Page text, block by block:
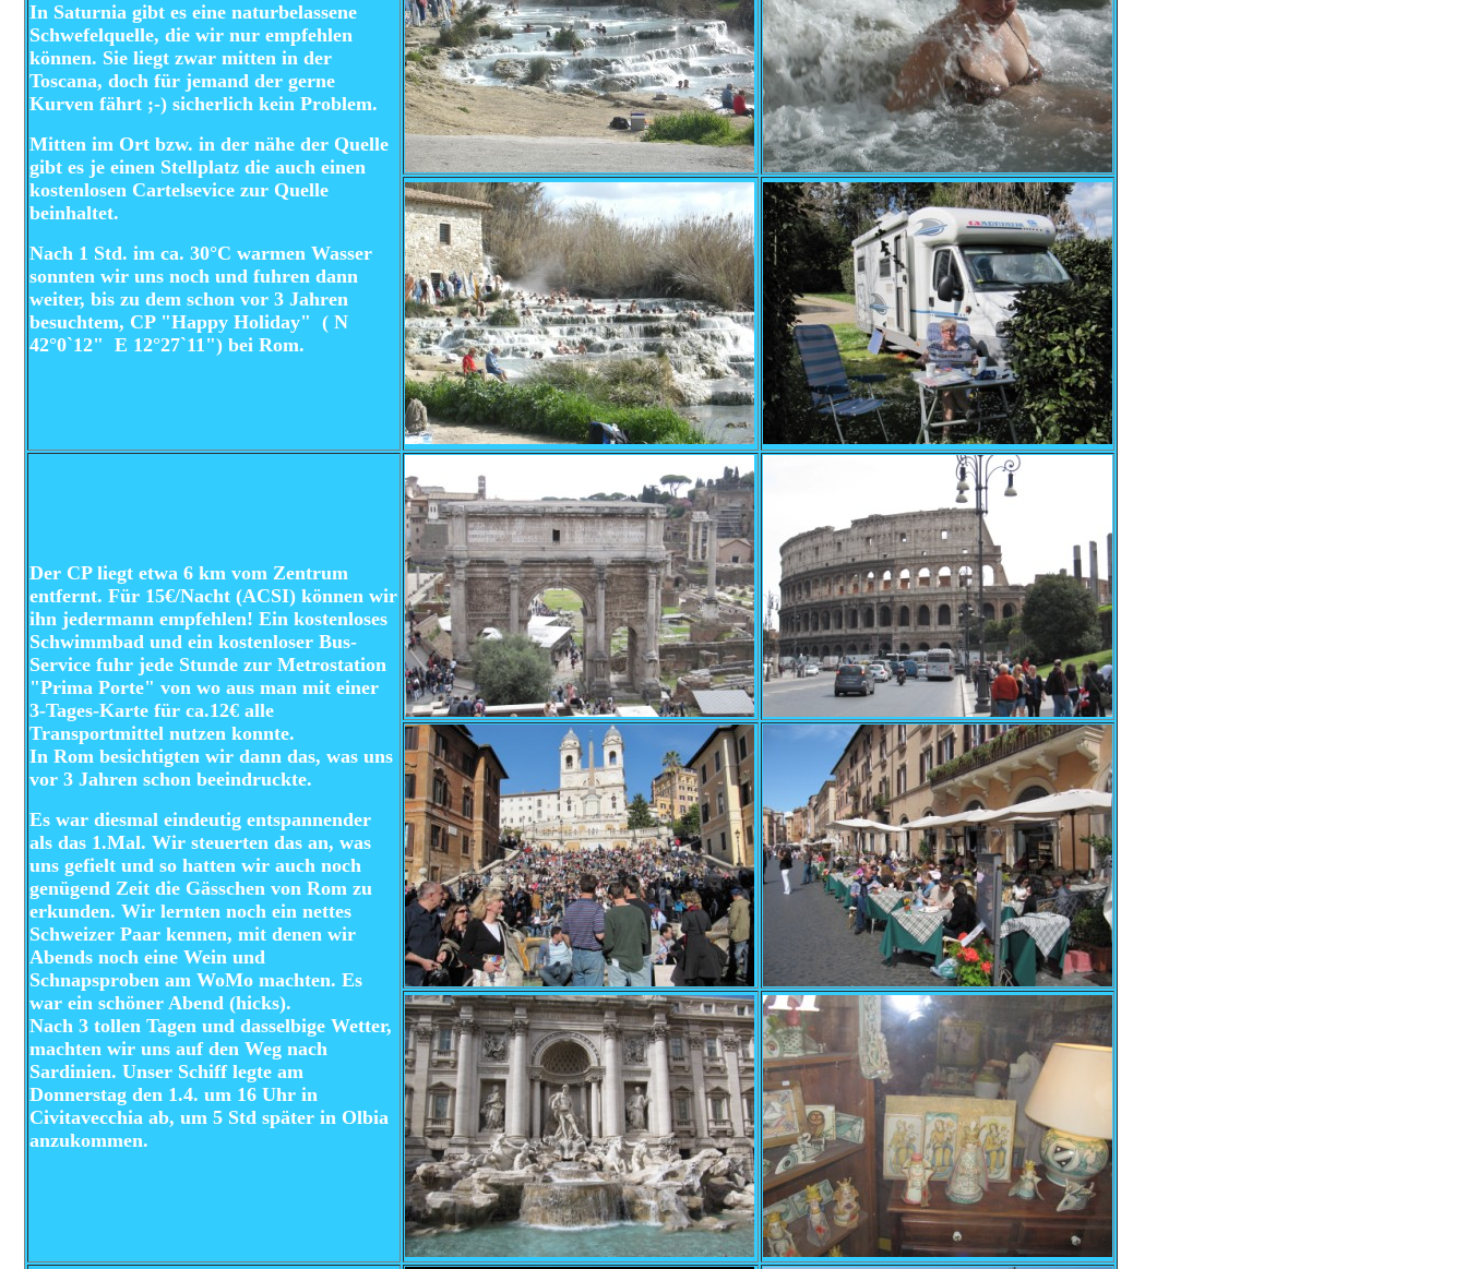
In Saturnia gibt es eine naturbelassene
Schwefelquelle, die wir nur empfehlen
können. Sie liegt zwar mitten in der
Toscana, doch für jemand der gerne
Kurven fährt ;-) sicherlich kein Problem.
Mitten im Ort bzw. in der nähe der Quelle
gibt es je einen Stellplatz die auch einen
kostenlosen Cartelsevice zur Quelle
beinhaltet.
Nach 1 Std. im ca. 30°C warmen Wasser
sonnten wir uns noch und fuhren dann
weiter, bis zu dem schon vor 3 Jahren
besuchtem, CP "Happy Holiday" ( N
42°0`12" E 12°27`11") bei Rom.
Der CP liegt etwa 6 km vom Zentrum
entfernt. Für 15€/Nacht (ACSI) können wir
ihn jedermann empfehlen! Ein kostenloses
Schwimmbad und ein kostenloser Bus-
Service fuhr jede Stunde zur Metrostation
"Prima Porte" von wo aus man mit einer
3-Tages-Karte für ca.12€ alle
Transportmittel nutzen konnte.
In Rom besichtigten wir dann das, was uns
vor 3 Jahren schon beeindruckte.
Es war diesmal eindeutig entspannender
als das 1.Mal. Wir steuerten das an, was
uns gefielt und so hatten wir auch noch
genügend Zeit die Gässchen von Rom zu
erkunden. Wir lernten noch ein nettes
Schweizer Paar kennen, mit denen wir
Abends noch eine Wein und
Schnapsproben am WoMo machten. Es
war ein schöner Abend (hicks).
Nach 3 tollen Tagen und dasselbige Wetter,
machten wir uns auf den Weg nach
Sardinien. Unser Schiff legte am
Donnerstag den 1.4. um 16 Uhr in
Civitavecchia ab, um 5 Std später in Olbia
anzukommen.